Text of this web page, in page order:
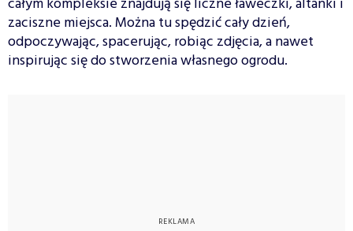
zaciszne miejsca. Można tu spędzić cały dzień,
odpoczywając, spacerując, robiąc zdjęcia, a nawet
inspirując się do stworzenia własnego ogrodu.